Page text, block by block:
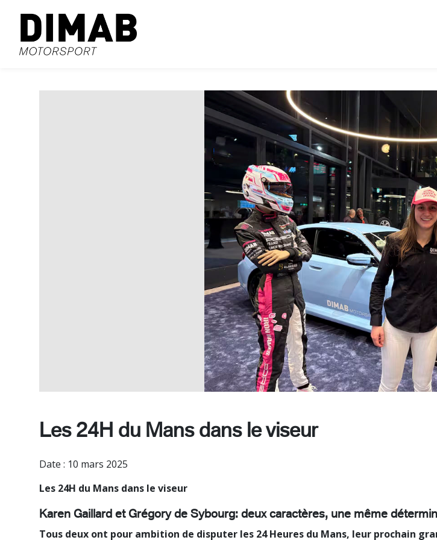
Les 24H du Mans dans le viseur
Date : 10 mars 2025
Les 24H du Mans dans le viseur
Karen Gaillard et Grégory de Sybourg: deux caractères, une même
Tous deux ont pour ambition de disputer les 24 Heures du Mans, leur prochain